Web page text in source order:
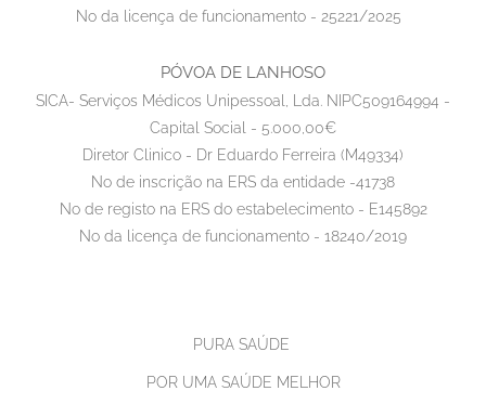
No da licença de funcionamento - 25221/2025
PÓVOA DE LANHOSO
SICA- Serviços Médicos Unipessoal, Lda. NIPC509164994 -
Capital Social - 5.000,00€
Diretor Clinico - Dr Eduardo Ferreira (M49334)
No de inscrição na ERS da entidade -41738
No de registo na ERS do estabelecimento - E145892
No da licença de funcionamento - 18240/2019
PURA SAÚDE
POR UMA SAÚDE MELHOR